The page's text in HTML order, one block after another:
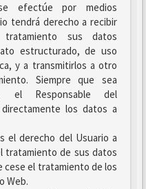
efectúe por medios
tendrá derecho a recibir
sus datos
estructurado, de uso
y a transmitirlos a otro
Siempre que sea
el Responsable del
los datos a
el derecho del Usuario a
tratamiento de sus datos
cese el tratamiento de los
Web.